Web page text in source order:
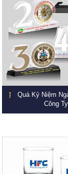
Quà Kỷ Niệm
Công Ty